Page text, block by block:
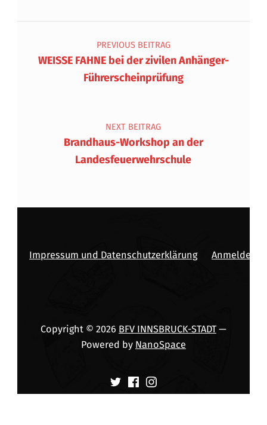
Beitragsnavigation
PREVIOUS BEITRAG
WEISSE FAHNE bei der zivilen Anhänger-
Führerscheinprüfung
NEXT BEITRAG
Brandhaus-Workshop an der
Landesfeuerwehrschule
Impressum und Datenschutzerklärung Anmelden
Copyright © 2026 BFV INNSBRUCK-STADT—
Powered by NanoSpace